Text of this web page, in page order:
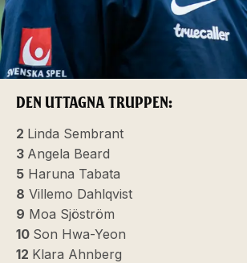
DEN UTTAGNA TRUPPEN:
2 Linda Sembrant
3 Angela Beard
5 Haruna Tabata
8 Villemo Dahlqvist
9 Moa Sjöström
10 Son Hwa-Yeon
12 Klara Ahnberg